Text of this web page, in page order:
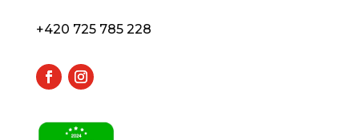
+420 725 785 228